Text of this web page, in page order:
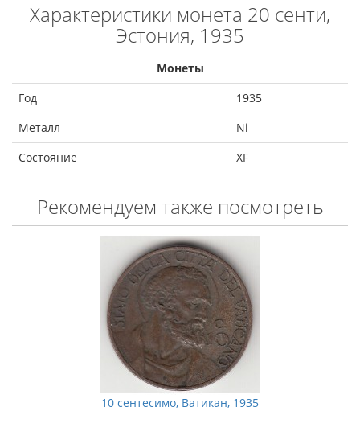
Характеристики монета 20 сенти,
Эстония, 1935
Монеты
Год
1935
Металл
Ni
Состояние
XF
Рекомендуем также посмотреть
10 сентесимо, Ватикан, 1935